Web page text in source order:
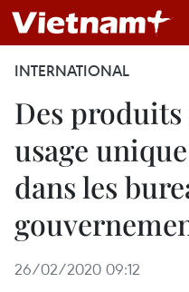
INTERNATIONAL
Des
usage
dans les
26/02/2020 09:12